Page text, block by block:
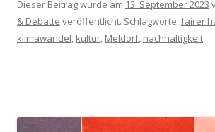
Dieser Beitrag wurde am 13. September 2023
& Debatte veröffentlicht. Schlagworte: fairer
klimawandel kultur Meldorf, nachhaltigkeit.